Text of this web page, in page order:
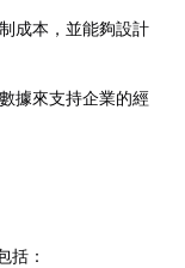
成本，並能夠設計
據來支持企業的經
括：